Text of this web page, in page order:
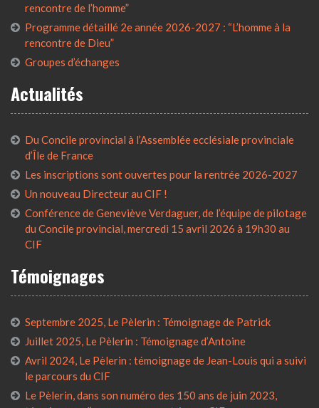
rencontre de l’homme”
Programme détaillé 2e année 2026-2027 : “L’homme à la
rencontre de Dieu”
Groupes d’échanges
Actualités
Du Concile provincial à l’Assemblée ecclésiale provinciale
d’Île de France
Les inscriptions sont ouvertes pour la rentrée 2026-2027
Un nouveau Directeur au CIF !
Conférence de Geneviève Verdaguer, de l’équipe de pilotage
du Concile provincial, mercredi 15 avril 2026 à 19h30 au
CIF
Témoignages
Septembre 2025, Le Pèlerin : Témoignage de Patrick
Juillet 2025, Le Pèlerin : Témoignage d’Antoine
Avril 2024, Le Pèlerin : témoignage de Jean-Louis qui a suivi
le parcours du CIF
Le Pèlerin, dans son numéro des 150 ans de juin 2023,